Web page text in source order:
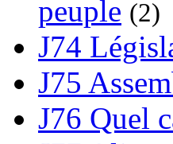
peuple (2)
J74
J75
J76 Quel